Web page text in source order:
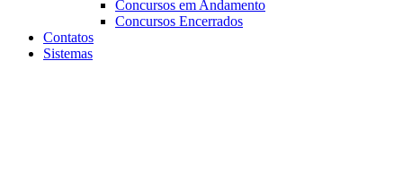
Concursos em Andamento
Concursos Encerrados
Contatos
Sistemas